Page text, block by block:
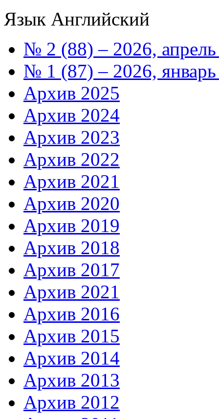
Язык Английский
№ 2 (88) – 2026,
№ 1 (87) – 2026,
Архив 2025
Архив 2024
Архив 2023
Архив 2022
Архив 2021
Архив 2020
Архив 2019
Архив 2018
Архив 2017
Архив 2021
Архив 2016
Архив 2015
Архив 2014
Архив 2013
Архив 2012